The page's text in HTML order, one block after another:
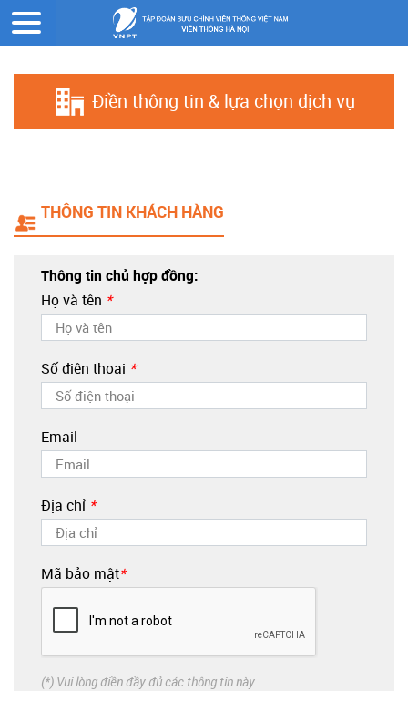
Trang chủ Đăng ký online
Điền thông tin & lựa chọn dịch vụ
THÔNG TIN KHÁCH HÀNG
Thông tin chủ hợp đồng:
Họ và tên *
Số điện thoại *
Email
Địa chỉ *
Mã bảo mật*
(*) Vui lòng điền đầy đủ các thông tin này